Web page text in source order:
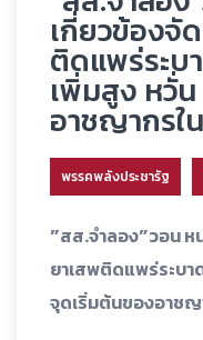
เกี่ยวข้องจั
ติดแพร่ระ
เพิ่มสูง หวั่
อาชญากรใ
พรรคพลังประชารัฐ
”สส.จำลอง”วอน
ยาเสพติดแพร่ระบ
จุดเริ่มต้นของอาช